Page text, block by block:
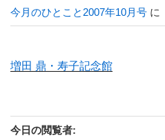
今月のひとこと2007年10月号 に
増田 鼎・寿子記念館
今日の閲覧者: